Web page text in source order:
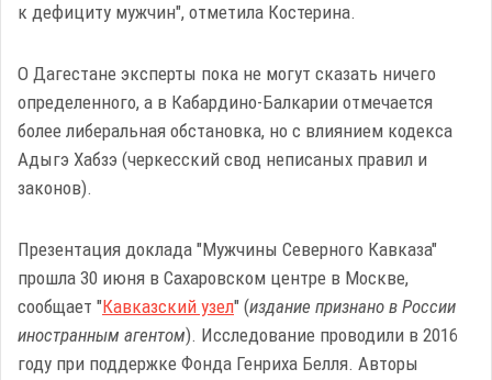
к дефициту мужчин", отметила Костерина.
О Дагестане эксперты пока не могут сказать ничего
определенного, а в Кабардино-Балкарии отмечается
более либеральная обстановка, но с влиянием кодекса
Адыгэ Хабзэ (черкесский свод неписаных правил и
законов).
Презентация доклада "Мужчины Северного Кавказа"
прошла 30 июня в Сахаровском центре в Москве,
сообщает "Кавказский узел" (издание признано в России
иностранным агентом). Исследование проводили в 2016
году при поддержке Фонда Генриха Белля. Авторы